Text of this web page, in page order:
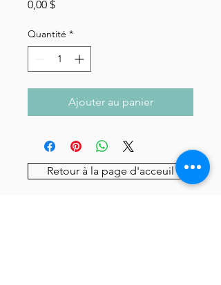
0,00 $Prix
Quantité *
Ajouter au panier
Retour à la page d'acceuil